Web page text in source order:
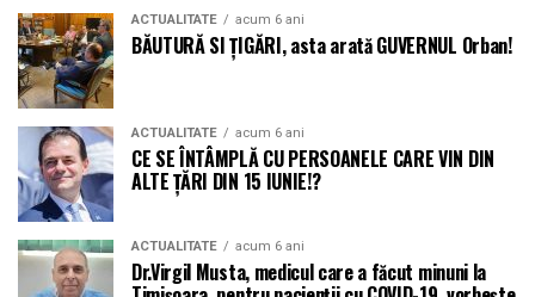
ACTUALITATE acum 6 ani
BĂUTURĂ SI ȚIGĂRI, asta arată GUVERNUL Orban!
ACTUALITATE acum 6 ani
CE SE ÎNTÂMPLĂ CU PERSOANELE CARE VIN DIN
ALTE ȚĂRI DIN 15 IUNIE!?
ACTUALITATE acum 6 ani
Dr.Virgil Musta, medicul care a făcut minuni la